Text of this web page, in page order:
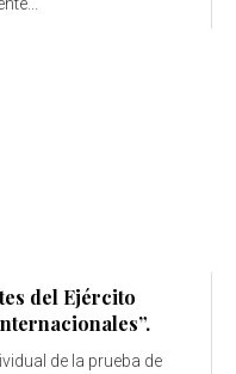
del Ejército
de la prueba de